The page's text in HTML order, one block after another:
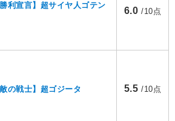
勝利宣言】超サイヤ人ゴテン
6.0 /10点
敵の戦士】超ゴジータ 5.5 /10点